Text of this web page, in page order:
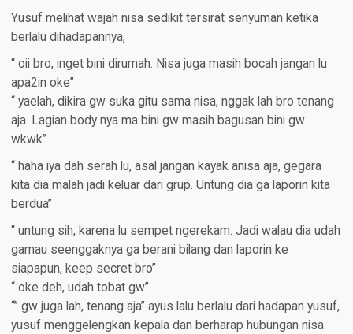
Yusuf melihat wajah nisa sedikit tersirat senyuman ketika
berlalu dihadapannya,
“ oii bro, inget bini dirumah. Nisa juga masih bocah jangan lu
apa2in oke”
“ yaelah, dikira gw suka gitu sama nisa, nggak lah bro tenang
aja. Lagian body nya ma bini gw masih bagusan bini gw
wkwk”
“ haha iya dah serah lu, asal jangan kayak anisa aja, gegara
kita dia malah jadi keluar dari grup. Untung dia ga laporin kita
berdua”
“ untung sih, karena lu sempet ngerekam. Jadi walau dia udah
gamau seenggaknya ga berani bilang dan laporin ke
siapapun, keep secret bro”
“ oke deh, udah tobat gw”
“” gw juga lah, tenang aja” ayus lalu berlalu dari hadapan yusuf,
yusuf menggelengkan kepala dan berharap hubungan nisa